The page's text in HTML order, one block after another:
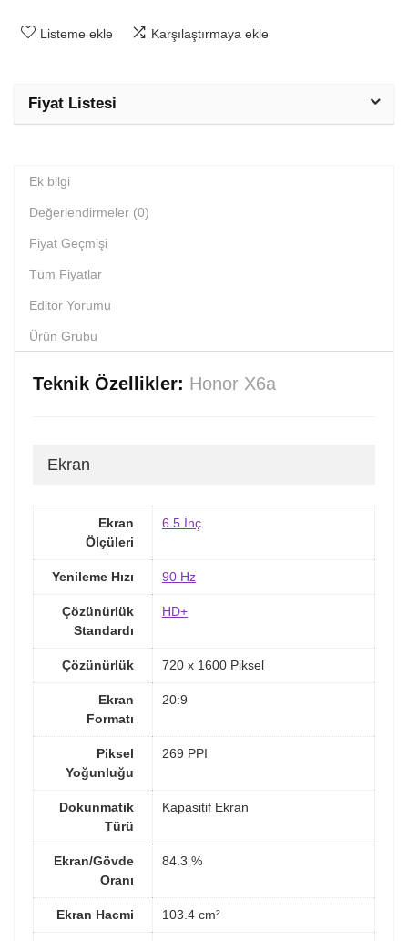
Listeme ekle Karşılaştırmaya ekle
Fiyat Listesi
Ek bilgi
Değerlendirmeler (0)
Fiyat Geçmişi
Tüm Fiyatlar
Editör Yorumu
Ürün Grubu
Teknik Özellikler: Honor X6a
Ekran
Ekran
Ölçüleri
6.5 İnç
Yenileme Hızı 90 Hz
Çözünürlük
Standardı
HD+
Çözünürlük 720 x 1600 Piksel
Ekran
Formatı
20:9
Piksel
Yoğunluğu
269 PPI
Dokunmatik
Türü
Kapasitif Ekran
Ekran/Gövde
Oranı
84.3 %
Ekran Hacmi 103.4 cm²